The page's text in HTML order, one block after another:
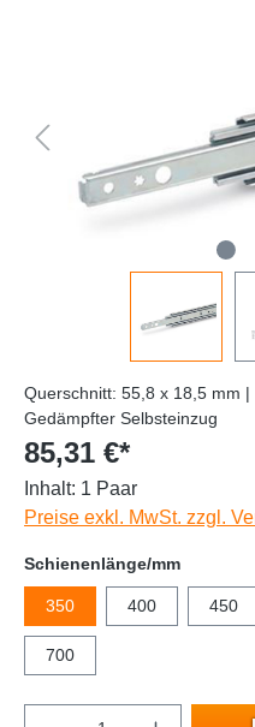
Querschnitt: 55,8 x 18,5 mm
Gedämpfter Selbsteinzug
85,31 €*
Inhalt: 1 Paar
Preise exkl. MwSt. zzgl.
Schienenlänge/mm
350 400 450
700